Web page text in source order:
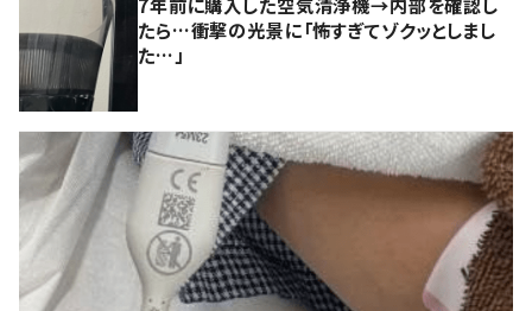
7年前に購入した空気清浄機→内部を確認し
たら…衝撃の光景に「怖すぎてゾクッとしまし
た…」